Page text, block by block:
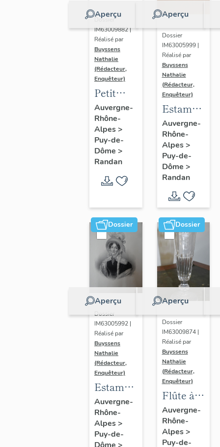
Aperçu
Dossier
IM63009882 |
Réalisé par
Buyssens
Nathalie
(Rédacteur,
Enquêteur)
Petit
verre n°
6
Auvergne-
Rhône-
Alpes>
Puy-de-
Dôme >
Randan
Aperçu
Dossier
IM63005999 |
Réalisé par
Buyssens
Nathalie
(Rédacteur,
Enquêteur)
Estampe
de
Madame
Delpech
- S.A.R.
Madame
Adélaïde,
n° 5
Auvergne-
Rhône-
Alpes>
Puy-de-
Dôme >
Randan
Dossier
Aperçu
Dossier
IM63005992 |
Réalisé par
Buyssens
Nathalie
(Rédacteur,
Enquêteur)
Estampe
de
Madame
Delpech
- sans
Auvergne-
Rhône-
Alpes>
Puy-de-
Dossier
Aperçu
Dossier
IM63009874 |
Réalisé par
Buyssens
Nathalie
(Rédacteur,
Enquêteur)
Flûte à
champagne
n° 4
Auvergne-
Rhône-
Alpes>
Puy-de-